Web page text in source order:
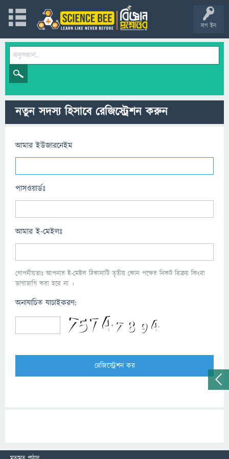
লগ ইন
নতুন সদস্য হিসাবে রেজিস্ট্রেশন করুন
আমার ইউজারনেইম
পাসওয়ার্ডঃ
আমার ই-মেইলঃ
গোপনীয়তাঃ আপনার ই-মেইল ঠিকানাটি তৃতীয় কোন পক্ষের নিকট বিক্রয় কিংবা
ভাগাভাগি করা হবে না ।
অনাযাচিত যাচাইকরণ: